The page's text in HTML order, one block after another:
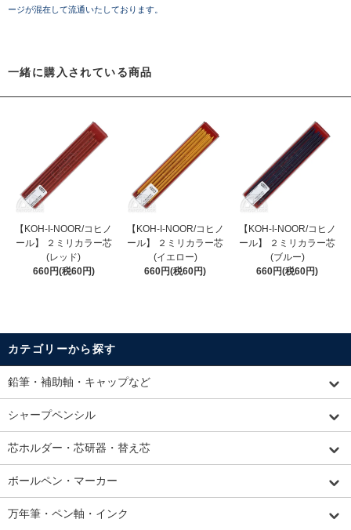
ージが混在して流通いたしております。
一緒に購入されている商品
【KOH-I-NOOR/コヒノ
ール】 ２ミリカラー芯
(レッド)
660円(税60円)
【KOH-I-NOOR/コヒノ
ール】 ２ミリカラー芯
(イエロー)
660円(税60円)
【KOH-I-NOOR/コヒノ
ール】 ２ミリカラー芯
(ブルー)
660円(税60円)
カテゴリーから探す
鉛筆・補助軸・キャップなど
シャープペンシル
芯ホルダー・芯研器・替え芯
ボールペン・マーカー
万年筆・ペン軸・インク